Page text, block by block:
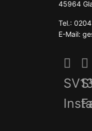
45964
Tel.:
E-Mail: